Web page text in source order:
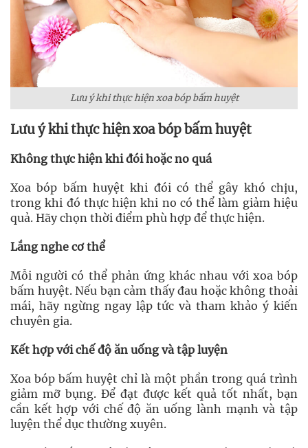
Lưu ý khi thực hiện xoa bóp bấm huyệt
Lưu ý khi thực hiện xoa bóp bấm huyệt
Không thực hiện khi đói hoặc no quá
Xoa bóp bấm huyệt khi đói có thể gây khó chịu,
trong khi đó thực hiện khi no có thể làm giảm hiệu
quả. Hãy chọn thời điểm phù hợp để thực hiện.
Lắng nghe cơ thể
Mỗi người có thể phản ứng khác nhau với xoa bóp
bấm huyệt. Nếu bạn cảm thấy đau hoặc không thoải
mái, hãy ngừng ngay lập tức và tham khảo ý kiến
chuyên gia.
Kết hợp với chế độ ăn uống và tập luyện
Xoa bóp bấm huyệt chỉ là một phần trong quá trình
giảm mỡ bụng. Để đạt được kết quả tốt nhất, bạn
cần kết hợp với chế độ ăn uống lành mạnh và tập
luyện thể dục thường xuyên.